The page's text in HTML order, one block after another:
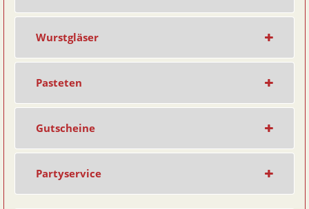
Wurstgläser
Pasteten
Gutscheine
Partyservice